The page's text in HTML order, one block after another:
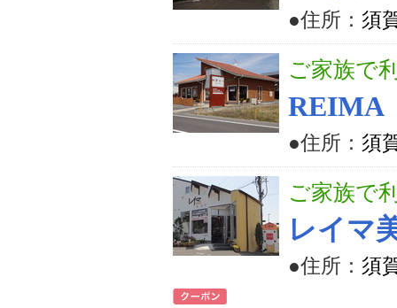
●住所： 須
ご家族で
●住所： 須
ご家族で
レイマ
●住所： 須